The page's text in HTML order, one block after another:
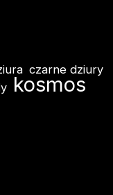
czarne dziury
kosmos